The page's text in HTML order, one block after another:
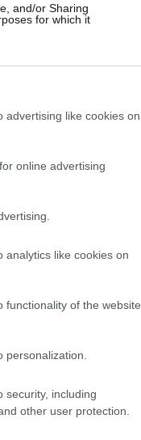
and/or Sharing
for which it
advertising like cookies on
online advertising
analytics like cookies on
functionality of the website
security, including
other user protection.
την άκουσε
της
για την
παίρνει
καινούργια